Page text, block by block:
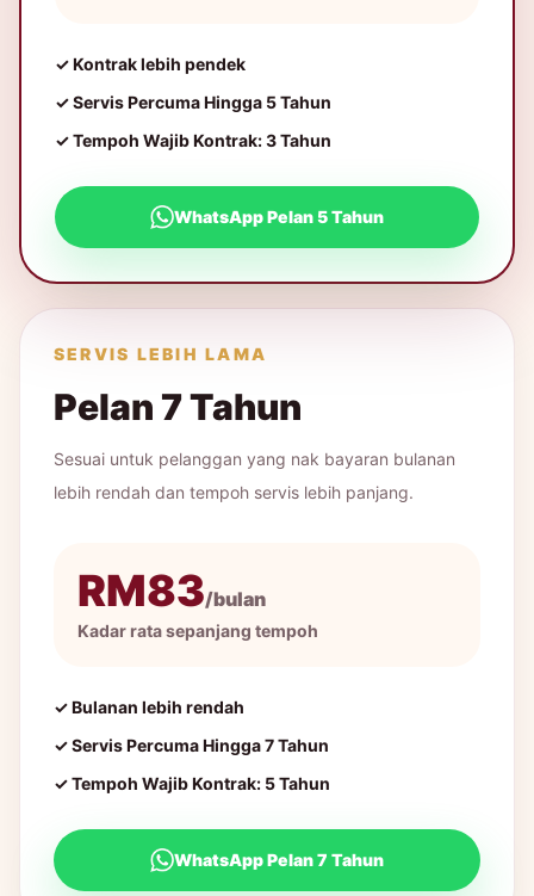
✓ Kontrak lebih pendek
✓ Servis Percuma Hingga 5 Tahun
✓ Tempoh Wajib Kontrak: 3 Tahun
WhatsApp Pelan 5 Tahun
SERVIS LEBIH LAMA
Pelan 7 Tahun
Sesuai untuk pelanggan yang nak bayaran bulanan
lebih rendah dan tempoh servis lebih panjang.
RM83/bulan
Kadar rata sepanjang tempoh
✓ Bulanan lebih rendah
✓ Servis Percuma Hingga 7 Tahun
✓ Tempoh Wajib Kontrak: 5 Tahun
WhatsApp Pelan 7 Tahun